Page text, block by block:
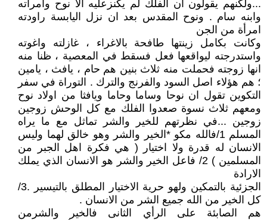
...ولكنهم يقولون ان الفلك لم يكنزعليه الا نوح وامرأته
وابنه سام . ونوح المقدس بعد ان نزل اليابسة راودته
امرأة من الجن
وكانت بكامل زينتها طافحة بالاغراء ، غازلته واغوته
واستدرجته ليواقعها فعل فسقط في المعصية ، ظنا منه
انها زوجته فحملت منه ثلاث بنين هم حام ، يافث ، يامين
؛ هم هؤلاء اصل السود والفرنج والترك . التوراة في سفر
التكوين تقول ان نوحا وساما وحاما ويافثا من اولاد نوح
ومعهم ثلاث نسوة صعدوا الفلك مع كل الوحش زوجين
زوجين ...في نظرتهم للخير والشر تماثل مع ما يراه
المسلم 1/فالله مكو *الخير والشر وهو خالق لهما وليس
الانسان له قدرة ولا اختيار ( هي فكرة اهل الجبر من
المسلمين ) 2/ فاعل الخير والشر هو الانسان الذي يملك
الارادة
الجزئية بالتمكين ولهو حرية الاختيار المطلق بالتيسير .3/
كل الخير من الله جميع الشر من الانسان .
هم الصابئة على الرأي الثانى فالخير والشرمن